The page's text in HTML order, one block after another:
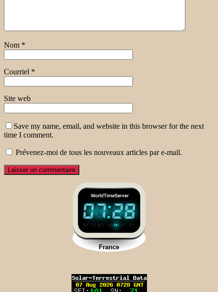
Nom *
Courriel *
Site web
Save my name, email, and website in this browser for the next
time I comment.
Prévenez-moi de tous les nouveaux articles par e-mail.